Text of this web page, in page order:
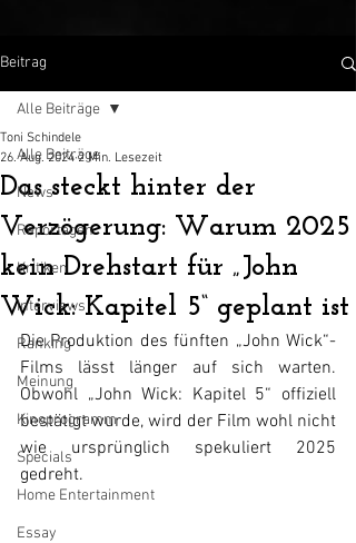
Beitrag
Alle Beiträge
News
Reportagen
Kritiken
Interviews
Ranking
Meinung
Kinoprogramm
Specials
Home Entertainment
Essay
Alle Beiträge
Das steckt hinter der
Verzögerung: Warum 2025
kein Drehstart für „John
Wick: Kapitel 5“ geplant ist
Toni Schindele
26. Aug. 2024 2 Min. Lesezeit
Die Produktion des fünften „John Wick“-
Films lässt länger auf sich warten.
Obwohl „John Wick: Kapitel 5“ offiziell
bestätigt wurde, wird der Film wohl nicht
wie ursprünglich spekuliert 2025
gedreht.